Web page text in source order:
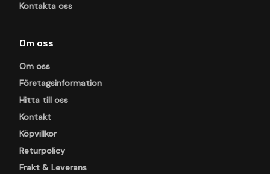
Kontakta oss
Om oss
Om oss
Företagsinformation
Hitta till oss
Kontakt
Köpvillkor
Returpolicy
Frakt & Leverans